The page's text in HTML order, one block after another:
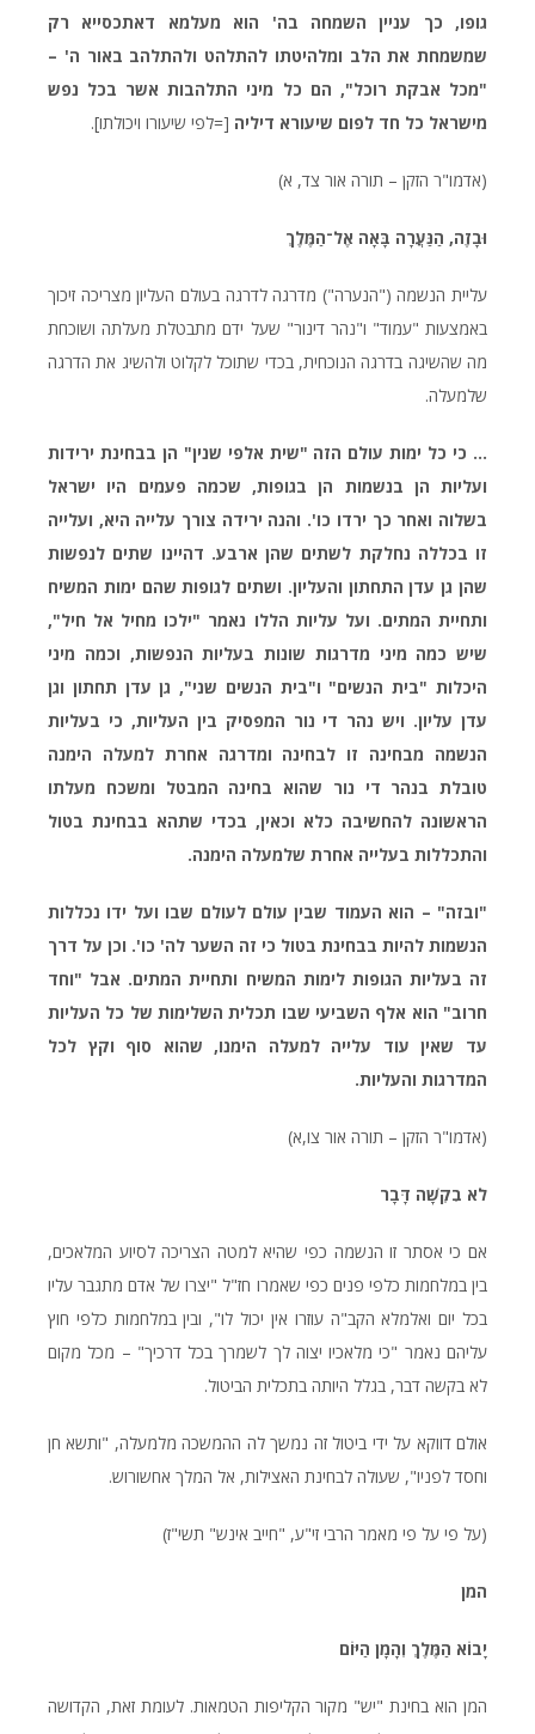
גופו, כך עניין השמחה בה' הוא מעלמא דאתכסייא רק
שמשמחת את הלב ומלהיטתו להתלהט ולהתלהב באור ה' –
"מכל אבקת רוכל", הם כל מיני התלהבות אשר בכל נפש
מישראל כל חד לפום שיעורא דיליה [=לפי שיעורו ויכולתו].
(אדמו"ר הזקן – תורה אור צד, א)
וּבָזֶה, הַנַּעֲרָה בָּאָה אֶל־הַמֶּלֶךְ
עליית הנשמה ("הנערה") מדרגה לדרגה בעולם העליון מצריכה זיכוך
באמצעות "עמוד" ו"נהר דינור" שעל ידם מתבטלת מעלתה ושוכחת
מה שהשיגה בדרגה הנוכחית, בכדי שתוכל לקלוט ולהשיג את הדרגה
שלמעלה.
... כי כל ימות עולם הזה "שית אלפי שנין" הן בבחינת ירידות
ועליות הן בנשמות הן בגופות, שכמה פעמים היו ישראל
בשלוה ואחר כך ירדו כו'. והנה ירידה צורך עלייה היא, ועלייה
זו בכללה נחלקת לשתים שהן ארבע. דהיינו שתים לנפשות
שהן גן עדן התחתון והעליון. ושתים לגופות שהם ימות המשיח
ותחיית המתים. ועל עליות הללו נאמר "ילכו מחיל אל חיל",
שיש כמה מיני מדרגות שונות בעליות הנפשות, וכמה מיני
היכלות "בית הנשים" ו"בית הנשים שני", גן עדן תחתון וגן
עדן עליון. ויש נהר די נור המפסיק בין העליות, כי בעליות
הנשמה מבחינה זו לבחינה ומדרגה אחרת למעלה הימנה
טובלת בנהר די נור שהוא בחינה המבטל ומשכח מעלתו
הראשונה להחשיבה כלא וכאין, בכדי שתהא בבחינת בטול
והתכללות בעלייה אחרת שלמעלה הימנה.
"ובזה" – הוא העמוד שבין עולם לעולם שבו ועל ידו נכללות
הנשמות להיות בבחינת בטול כי זה השער לה' כו'. וכן על דרך
זה בעליות הגופות לימות המשיח ותחיית המתים. אבל "וחד
חרוב" הוא אלף השביעי שבו תכלית השלימות של כל העליות
עד שאין עוד עלייה למעלה הימנו, שהוא סוף וקץ לכל
המדרגות והעליות.
(אדמו"ר הזקן – תורה אור צו,א)
לֹא בִקְשָׁה דָּבָר
אם כי אסתר זו הנשמה כפי שהיא למטה הצריכה לסיוע המלאכים,
בין במלחמות כלפי פנים כפי שאמרו חז"ל "יצרו של אדם מתגבר עליו
בכל יום ואלמלא הקב"ה עוזרו אין יכול לו", ובין במלחמות כלפי חוץ
עליהם נאמר "כי מלאכיו יצוה לך לשמרך בכל דרכיך" – מכל מקום
לא בקשה דבר, בגלל היותה בתכלית הביטול.
אולם דווקא על ידי ביטול זה נמשך לה ההמשכה מלמעלה, "ותשא חן
וחסד לפניו", שעולה לבחינת האצילות, אל המלך אחשורוש.
(על פי על פי מאמר הרבי זי"ע, "חייב אינש" תשי"ז)
המן
יָבוֹא הַמֶּלֶךְ וְהָמָן הַיּוֹם
המן הוא בחינת "יש" מקור הקליפות הטמאות. לעומת זאת, הקדושה